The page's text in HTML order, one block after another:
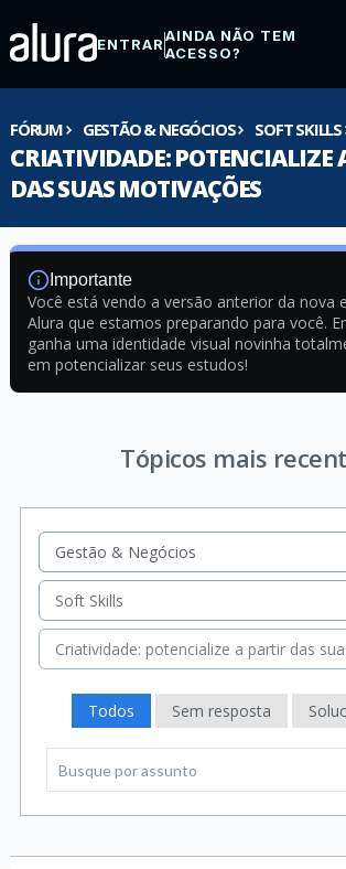
ENTRARAINDA NÃO TEM
ACESSO?
FÓRUM GESTÃO & NEGÓCIOS SOFT SKILLS
CRIATIVIDADE: POTENCIALIZE
DAS SUAS MOTIVAÇÕES
Importante
Você está vendo a versão anterior da nova
Alura que estamos preparando para você.
ganha uma identidade visual novinha
em potencializar seus estudos!
Tópicos mais
Gestão & Negócios
Soft Skills
Criatividade: potencialize a partir das
Todos Sem resposta